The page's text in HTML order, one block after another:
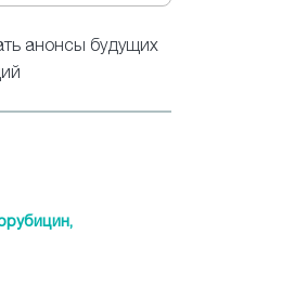
анонсы будущих